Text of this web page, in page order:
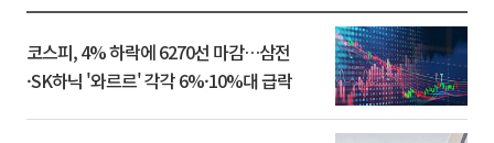
코스피, 4% 하락에 6270선 마감…삼전
·SK하닉 '와르르' 각각 6%·10%대 급락